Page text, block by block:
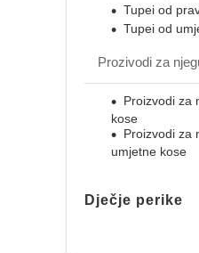
Tupei od
Tupei od
Prozivodi za
Proizvodi za
kose
Proizvodi za
umjetne kose
Dječje perike